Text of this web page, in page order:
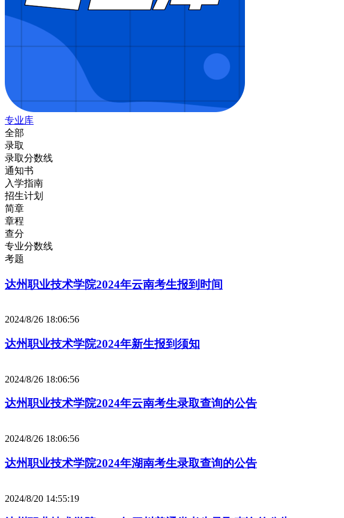
专业库
全部
录取
录取分数线
通知书
入学指南
招生计划
简章
章程
查分
专业分数线
考题
达州职业技术学院2024年云南考生报到时间
2024/8/26 18:06:56
达州职业技术学院2024年新生报到须知
2024/8/26 18:06:56
达州职业技术学院2024年云南考生录取查询的公告
2024/8/26 18:06:56
达州职业技术学院2024年湖南考生录取查询的公告
2024/8/20 14:55:19